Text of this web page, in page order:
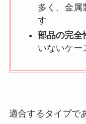
多く、金属
す
部品の完全
いないケー
適合するタイプで